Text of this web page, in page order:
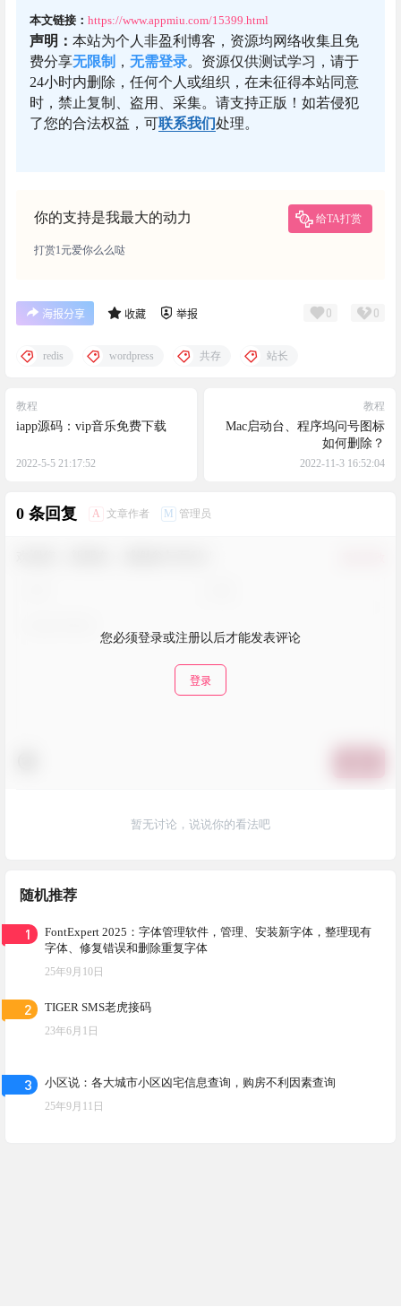
本文链接： https://www.appmiu.com/15399.html
声明： 本站为个人非盈利博客，资源均网络收集且免
费分享无限制 ， 无需登录。资源仅供测试学习，请于
24小时内删除，任何个人或组织，在未征得本站同意
时，禁止复制、盗用、采集。请支持正版！如若侵犯
了您的合法权益，可联系我们处理。
你的支持是我最大的动力 给TA打赏
打赏1元爱你么么哒
海报分享 收藏 举报 0 0
redis wordpress 共存 站长
教程
iapp源码：vip音乐免费下载
2022-5-5 21:17:52
教程
Mac启动台、程序坞问号图标
如何删除？
2022-11-3 16:52:04
0 条回复 A 文章作者 M 管理员
您必须登录或注册以后才能发表评论
登录
暂无讨论，说说你的看法吧
随机推荐
1
FontExpert 2025：字体管理软件，管理、安装新字体，整理现有
字体、修复错误和删除重复字体
25年9月10日
2 TIGER SMS老虎接码
23年6月1日
3 小区说：各大城市小区凶宅信息查询，购房不利因素查询
25年9月11日